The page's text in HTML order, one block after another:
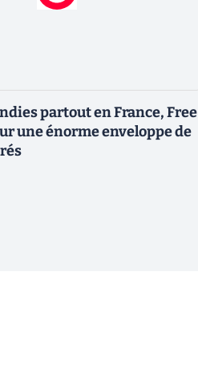
partout en France, Free
une énorme enveloppe de